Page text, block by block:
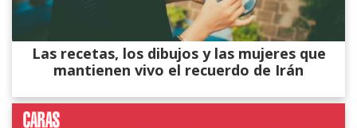
Las recetas, los dibujos y las mujeres que
mantienen vivo el recuerdo de Irán